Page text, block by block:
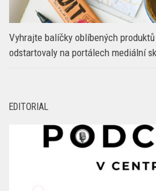
Vyhrajte balíčky oblíbených
odstartovaly na portálech mediální
EDITORIAL